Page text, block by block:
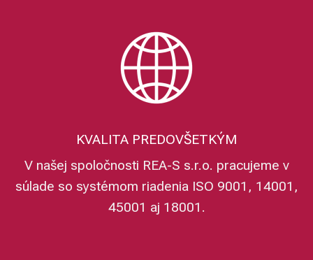
KVALITA PREDOVŠETKÝM
V našej spoločnosti REA-S s.r.o. pracujeme v
súlade so systémom riadenia ISO 9001, 14001,
45001 aj 18001.